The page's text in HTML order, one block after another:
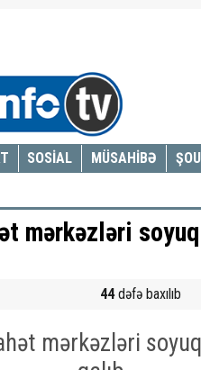
SOSİAL MÜSAHİBƏ
mərkəzləri
44dəfə baxılıb